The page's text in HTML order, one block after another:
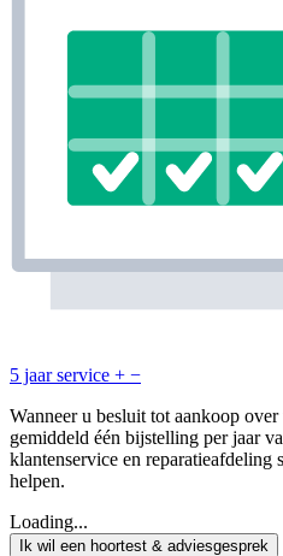
5 jaar service + −
Wanneer u besluit tot aankoop
gemiddeld één bijstelling per jaar
klantenservice en reparatieafdeling
helpen.
Loading...
Ik wil een hoortest & adviesgesprek